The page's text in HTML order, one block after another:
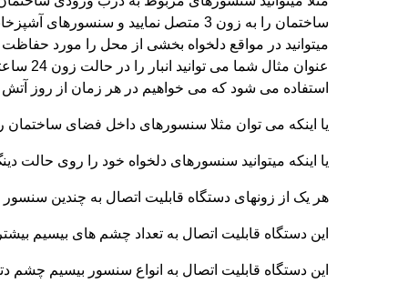
استفاده می شود که می خواهیم در هر زمان از روز آتش
یا اینکه می توان مثلا سنسورهای داخل فضای
یا اینکه میتوانید سنسورهای دلخواه خود را روی حالت
هر یک از زونهای دستگاه قابلیت اتصال به چندین
این دستگاه قابلیت اتصال به تعداد چشم های بیسیم بیشتر ( تا 2 برابر 16 عدد ) را
این دستگاه قابلیت اتصال به انواع سنسور بیسیم